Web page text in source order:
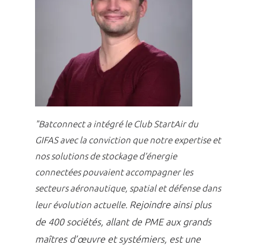
"Batconnect a intégré le Club StartAir du
GIFAS avec la conviction que notre expertise et
nos solutions de stockage d’énergie
connectées pouvaient accompagner les
secteurs aéronautique, spatial et défense dans
leur évolution actuelle. Rejoindre ainsi plus
de 400 sociétés, allant de PME aux grands
maîtres d’œuvre et systémiers, est une